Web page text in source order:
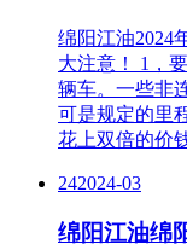
绵阳江油2024
大注意！ 1，
辆车。一些非
可是规定的里
花上双倍的价
242024-03
绵阳江油绵